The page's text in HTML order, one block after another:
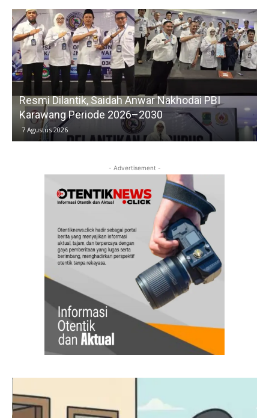
Resmi Dilantik, Saidah Anwar Nakhodai PBI
Karawang Periode 2026–2030
7 Agustus 2026
- Advertisement -